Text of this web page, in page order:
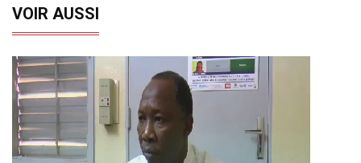
VOIR AUSSI